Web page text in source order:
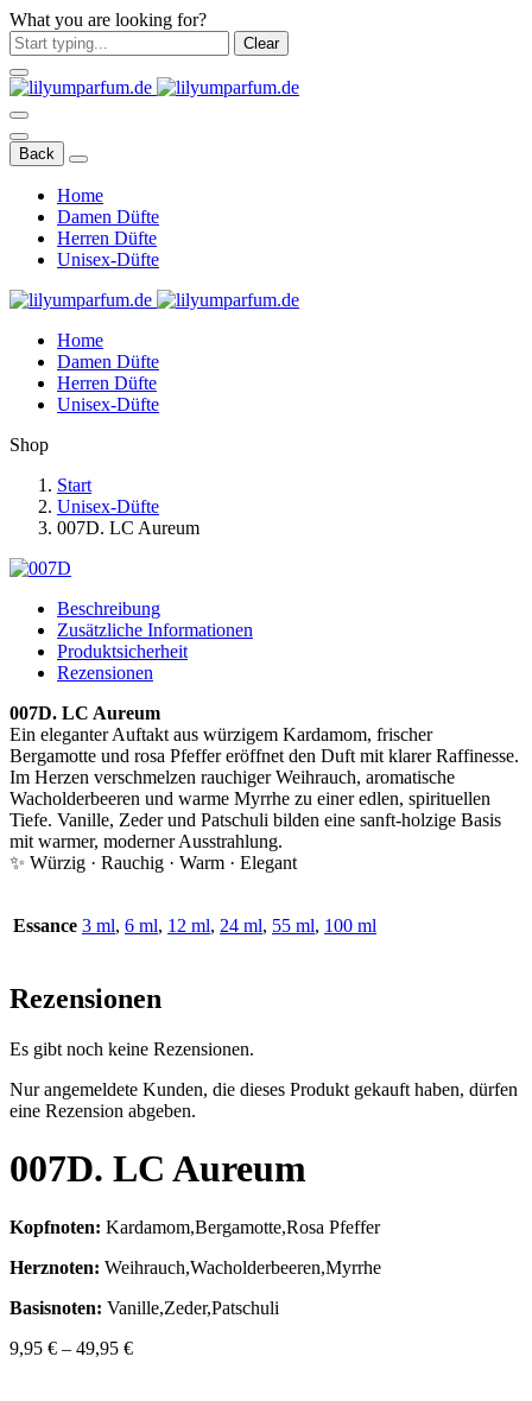
What you are looking for?
Clear
Back
Home
Damen Düfte
Herren Düfte
Unisex-Düfte
Home
Damen Düfte
Herren Düfte
Unisex-Düfte
Shop
Start
Unisex-Düfte
007D. LC Aureum
Beschreibung
Zusätzliche Informationen
Produktsicherheit
Rezensionen
007D. LC Aureum
Ein eleganter Auftakt aus würzigem Kardamom, frischer
Bergamotte und rosa Pfeffer eröffnet den Duft mit klarer Raffinesse.
Im Herzen verschmelzen rauchiger Weihrauch, aromatische
Wacholderbeeren und warme Myrrhe zu einer edlen, spirituellen
Tiefe. Vanille, Zeder und Patschuli bilden eine sanft-holzige Basis
mit warmer, moderner Ausstrahlung.
✨ Würzig · Rauchig · Warm · Elegant
Essance 3 ml, 6 ml, 12 ml, 24 ml, 55 ml, 100 ml
Rezensionen
Es gibt noch keine Rezensionen.
Nur angemeldete Kunden, die dieses Produkt gekauft haben, dürfen
eine Rezension abgeben.
007D. LC Aureum
Kopfnoten: Kardamom,Bergamotte,Rosa Pfeffer
Herznoten: Weihrauch,Wacholderbeeren,Myrrhe
Basisnoten: Vanille,Zeder,Patschuli
9,95 € – 49,95 €